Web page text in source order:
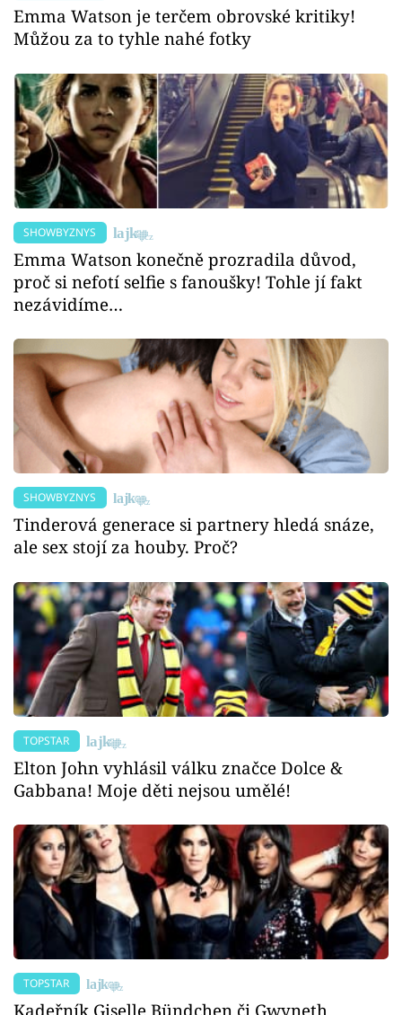
Emma Watson je terčem obrovské kritiky!
Můžou za to tyhle nahé fotky
SHOWBYZNYS
Emma Watson konečně prozradila důvod,
proč si nefotí selfie s fanoušky! Tohle jí fakt
nezávidíme…
SHOWBYZNYS
Tinderová generace si partnery hledá snáze,
ale sex stojí za houby. Proč?
TOPSTAR
Elton John vyhlásil válku značce Dolce &
Gabbana! Moje děti nejsou umělé!
TOPSTAR
Kadeřník Giselle Bündchen či Gwyneth